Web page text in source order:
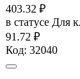
403.32 ₽
в статусе Для
91.72 ₽
Код: 32040